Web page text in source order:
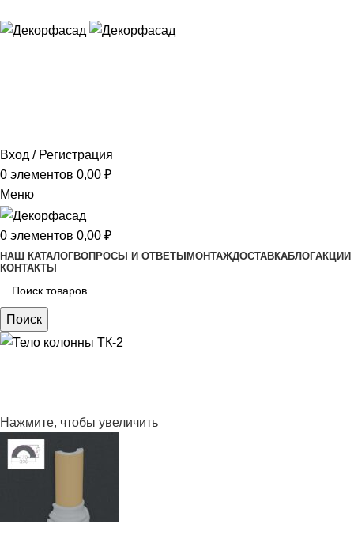
Вход / Регистрация
0 элементов 0,00 ₽
Меню
0 элементов 0,00 ₽
НАШ КАТАЛОГВОПРОСЫ И ОТВЕТЫМОНТАЖДОСТАВКАБЛОГАКЦИИ
КОНТАКТЫ
Поиск
Нажмите, чтобы увеличить